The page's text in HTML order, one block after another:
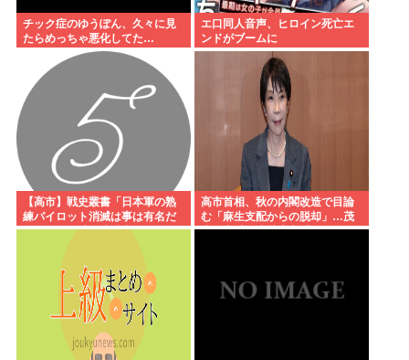
チック症のゆうぽん、久々に見
たらめっちゃ悪化してた…
エ口同人音声、ヒロイン死亡エ
ンドがブームに
【高市】戦史叢書「日本軍の熟
練パイロット消滅は事は有名だ
が整備員が消え稼働率が下がり
高市首相、秋の内閣改造で目論
む「麻生支配からの脱却」…茂
木敏充氏も小林鷹之氏もクビ